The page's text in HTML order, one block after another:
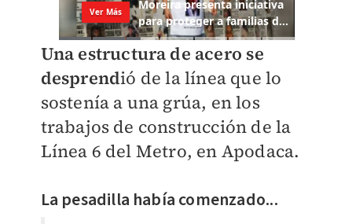
Una estructura de acero se
desprendió de la línea que lo
sostenía a una grúa, en los
trabajos de construcción de la
Línea 6 del Metro, en Apodaca.
La pesadilla había comenzado...